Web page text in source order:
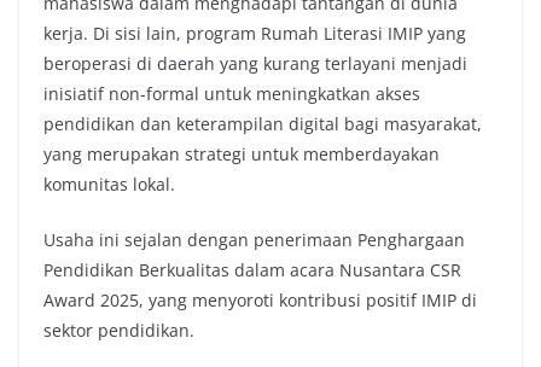
kerja. Di sisi lain, program Rumah Literasi IMIP yang
beroperasi di daerah yang kurang terlayani menjadi
inisiatif non-formal untuk meningkatkan akses
pendidikan dan keterampilan digital bagi masyarakat,
yang merupakan strategi untuk memberdayakan
komunitas lokal.
Usaha ini sejalan dengan penerimaan Penghargaan
Pendidikan Berkualitas dalam acara Nusantara CSR
Award 2025, yang menyoroti kontribusi positif IMIP di
sektor pendidikan.